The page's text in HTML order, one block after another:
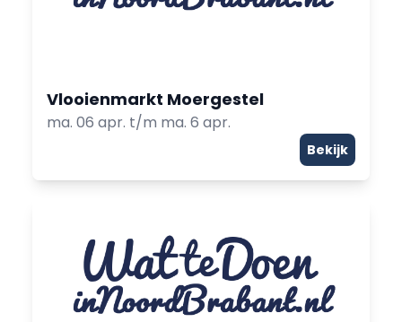
Vlooienmarkt Moergestel
ma. 06 apr. t/m ma. 6 apr.
Bekijk